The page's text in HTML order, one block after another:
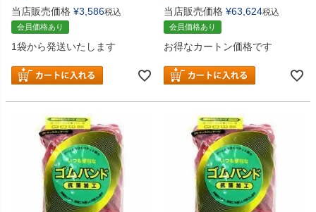
当店販売価格 ¥3,586税込
会員価格あり
1袋から発送いたします
当店販売価格 ¥63,624税込
会員価格あり
お得なカートン価格です